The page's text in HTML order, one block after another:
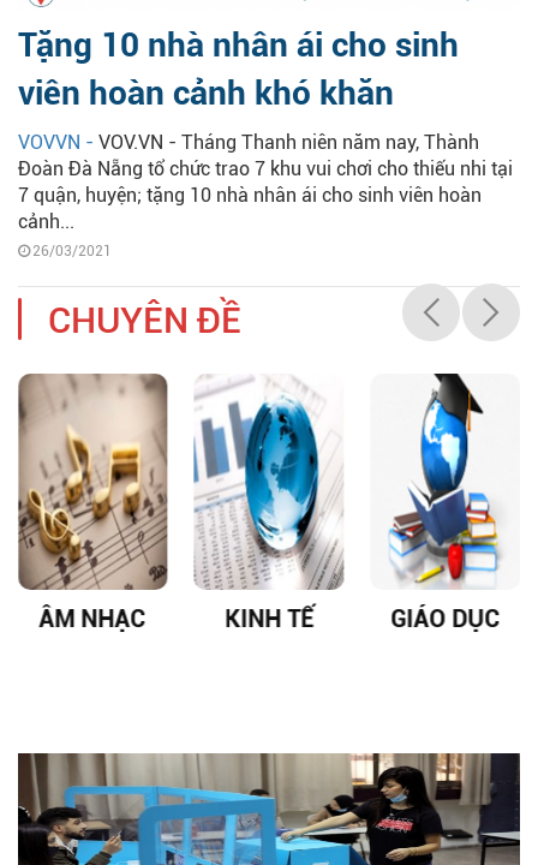
Tặng 10 nhà nhân ái cho sinh
viên hoàn cảnh khó khăn
VOVVN - VOV.VN - Tháng Thanh niên năm nay, Thành
Đoàn Đà Nẵng tổ chức trao 7 khu vui chơi cho thiếu nhi tại
7 quận, huyện; tặng 10 nhà nhân ái cho sinh viên hoàn
cảnh...
26/03/2021
CHUYÊN ĐỀ
ÂM NHẠC KINH TẾ GIÁO DỤC